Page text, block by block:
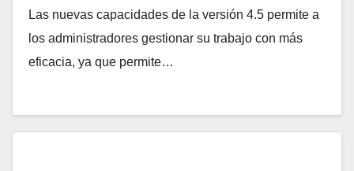
Las nuevas capacidades de la versión 4.5 permite a
los administradores gestionar su trabajo con más
eficacia, ya que permite…